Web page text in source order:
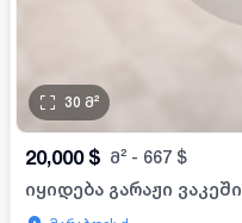
30 მ²
20,000 $ მ² - 667 $
იყიდება გარაჟი ვაკეში